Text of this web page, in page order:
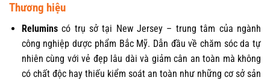
Thương hiệu
Reluminscó trụ sở tại New Jersey – trung tâm của ngành
công nghiệp dược phẩm Bắc Mỹ. Dẫn đầu về chăm sóc da tự
nhiên cùng với vẻ đẹp lâu dài và giảm cân an toàn mà không
có chất độc hay thiếu kiểm soát an toàn như những cơ sở sản